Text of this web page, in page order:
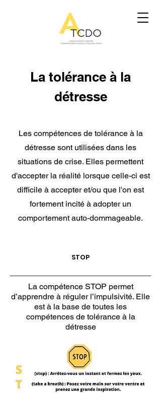
La tolérance à la
détresse
Les compétences de tolérance à la
détresse sont utilisées dans les
situations de crise. Elles permettent
d'accepter la réalité lorsque celle-ci est
difficile à accepter et/ou que l'on est
fortement incité à adopter un
comportement auto-dommageable.
STOP
La compétence STOP permet
d’apprendre à réguler l’impulsivité. Elle
est à la base de toutes les
compétences de tolérance à la
détresse